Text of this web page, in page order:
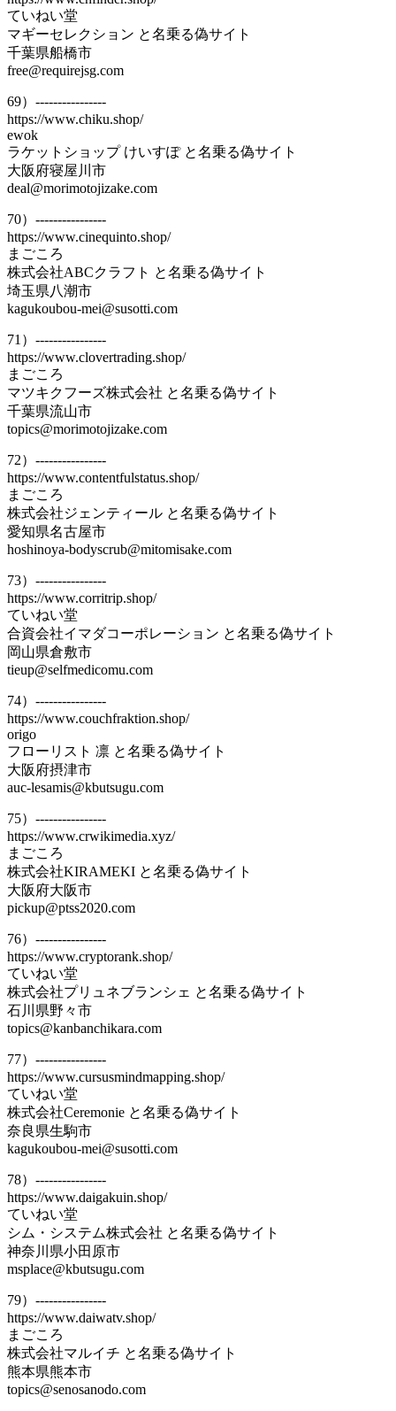
ていねい堂
マギーセレクション と名乗る偽サイト
千葉県船橋市
free@requirejsg.com
69）----------------
https://www.chiku.shop/
ewok
ラケットショップ けいすぽ と名乗る偽サイト
大阪府寝屋川市
deal@morimotojizake.com
70）----------------
https://www.cinequinto.shop/
まごころ
株式会社ABCクラフト と名乗る偽サイト
埼玉県八潮市
kagukoubou-mei@susotti.com
71）----------------
https://www.clovertrading.shop/
まごころ
マツキクフーズ株式会社 と名乗る偽サイト
千葉県流山市
topics@morimotojizake.com
72）----------------
https://www.contentfulstatus.shop/
まごころ
株式会社ジェンティール と名乗る偽サイト
愛知県名古屋市
hoshinoya-bodyscrub@mitomisake.com
73）----------------
https://www.corritrip.shop/
ていねい堂
合資会社イマダコーポレーション と名乗る偽サイト
岡山県倉敷市
tieup@selfmedicomu.com
74）----------------
https://www.couchfraktion.shop/
origo
フローリスト 凛 と名乗る偽サイト
大阪府摂津市
auc-lesamis@kbutsugu.com
75）----------------
https://www.crwikimedia.xyz/
まごころ
株式会社KIRAMEKI と名乗る偽サイト
大阪府大阪市
pickup@ptss2020.com
76）----------------
https://www.cryptorank.shop/
ていねい堂
株式会社プリュネブランシェ と名乗る偽サイト
石川県野々市
topics@kanbanchikara.com
77）----------------
https://www.cursusmindmapping.shop/
ていねい堂
株式会社Ceremonie と名乗る偽サイト
奈良県生駒市
kagukoubou-mei@susotti.com
78）----------------
https://www.daigakuin.shop/
ていねい堂
シム・システム株式会社 と名乗る偽サイト
神奈川県小田原市
msplace@kbutsugu.com
79）----------------
https://www.daiwatv.shop/
まごころ
株式会社マルイチ と名乗る偽サイト
熊本県熊本市
topics@senosanodo.com